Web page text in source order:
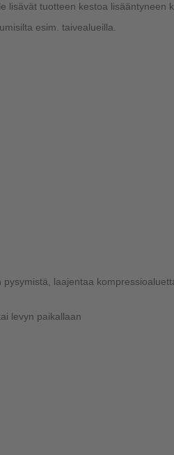
lisävät tuotteen kestoa lisääntyneen
esim. taivealueilla.
laajentaa
levyn paikallaan